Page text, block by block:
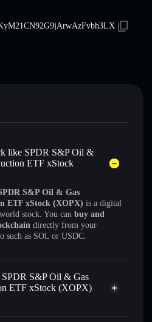
like SPDR S&P Oil &
ETF xStock
S&P Oil & Gas
ETF xStock (XOPX) is a digital
stock. You can buy and
directly from your
such as SOL or USDC.
S&P Oil & Gas
ETF xStock (XOPX)
SPDR S&P Oil & Gas